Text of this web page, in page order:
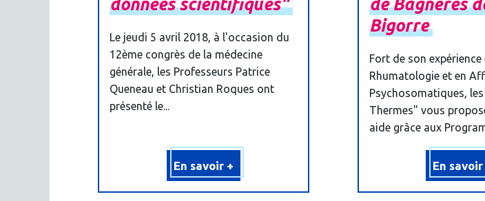
donnéesscientifiques"
Le jeudi 5 avril 2018, à l'occasion du
12ème congrès de la médecine
générale, les Professeurs Patrice
Queneau et Christian Roques ont
présenté le...
En savoir +
deBagnères
Bigorre
Fort de son expérience
Rhumatologie et en
Psychosomatiques,
Thermes" vous
aide grâce aux
En savoir